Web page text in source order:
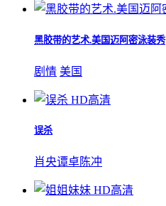
黑胶带的艺术.美国迈阿密泳装秀
剧情 美国
HD高清
误杀
肖央谭卓陈冲
HD高清